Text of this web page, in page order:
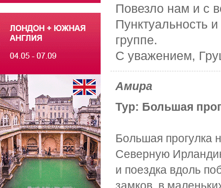
Повезло нам и с
Пунктуальность
группе.
С уважением,
Амира
Тур: Большая
Большая прогулка
Северную
и поездка вдоль